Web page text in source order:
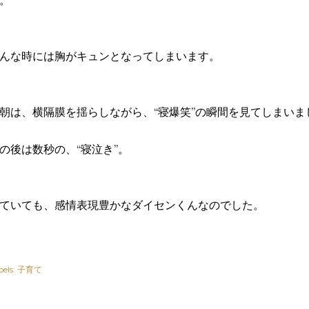
な時には胸がキュンとなってしまいます。
は、横隔膜を揺らしながら、“寝爆笑”の瞬間を見てしまいま
後は数秒の、“寝泣き”。
いても、感情表現豊かなダイセンくんなのでした。
子育て